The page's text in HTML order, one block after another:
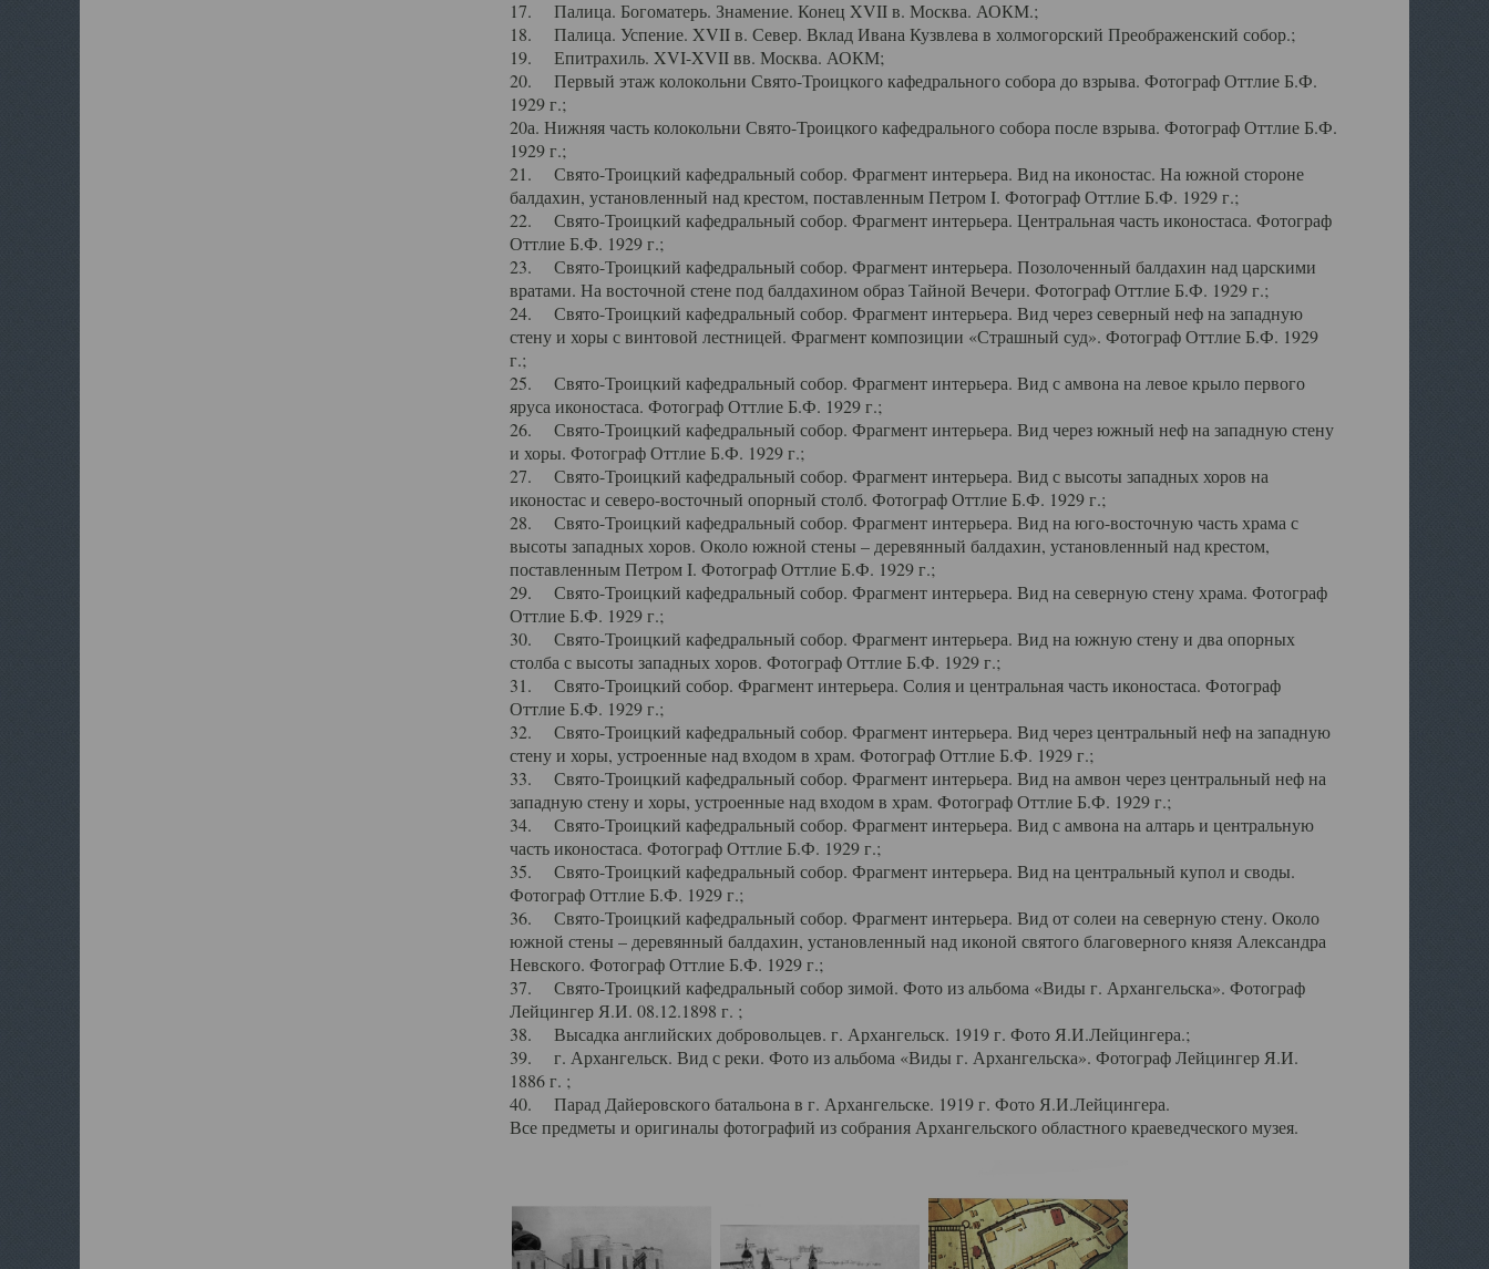
17. Палица. Богоматерь. Знамение. Конец XVII в. Москва. АОКМ.;
18. Палица. Успение. XVII в. Север. Вклад Ивана Кузвлева в холмогорский Преображенский собор.;
19. Епитрахиль. XVI-XVII вв. Москва. АОКМ;
20. Первый этаж колокольни Свято-Троицкого кафедрального собора до взрыва. Фотограф Оттлие Б.Ф.
1929 г.;
20а. Нижняя часть колокольни Свято-Троицкого кафедрального собора после взрыва. Фотограф Оттлие Б.Ф.
1929 г.;
21. Свято-Троицкий кафедральный собор. Фрагмент интерьера. Вид на иконостас. На южной стороне
балдахин, установленный над крестом, поставленным Петром I. Фотограф Оттлие Б.Ф. 1929 г.;
22. Свято-Троицкий кафедральный собор. Фрагмент интерьера. Центральная часть иконостаса. Фотограф
Оттлие Б.Ф. 1929 г.;
23. Свято-Троицкий кафедральный собор. Фрагмент интерьера. Позолоченный балдахин над царскими
вратами. На восточной стене под балдахином образ Тайной Вечери. Фотограф Оттлие Б.Ф. 1929 г.;
24. Свято-Троицкий кафедральный собор. Фрагмент интерьера. Вид через северный неф на западную
стену и хоры с винтовой лестницей. Фрагмент композиции «Страшный суд». Фотограф Оттлие Б.Ф. 1929
г.;
25. Свято-Троицкий кафедральный собор. Фрагмент интерьера. Вид с амвона на левое крыло первого
яруса иконостаса. Фотограф Оттлие Б.Ф. 1929 г.;
26. Свято-Троицкий кафедральный собор. Фрагмент интерьера. Вид через южный неф на западную стену
и хоры. Фотограф Оттлие Б.Ф. 1929 г.;
27. Свято-Троицкий кафедральный собор. Фрагмент интерьера. Вид с высоты западных хоров на
иконостас и северо-восточный опорный столб. Фотограф Оттлие Б.Ф. 1929 г.;
28. Свято-Троицкий кафедральный собор. Фрагмент интерьера. Вид на юго-восточную часть храма с
высоты западных хоров. Около южной стены – деревянный балдахин, установленный над крестом,
поставленным Петром I. Фотограф Оттлие Б.Ф. 1929 г.;
29. Свято-Троицкий кафедральный собор. Фрагмент интерьера. Вид на северную стену храма. Фотограф
Оттлие Б.Ф. 1929 г.;
30. Свято-Троицкий кафедральный собор. Фрагмент интерьера. Вид на южную стену и два опорных
столба с высоты западных хоров. Фотограф Оттлие Б.Ф. 1929 г.;
31. Свято-Троицкий собор. Фрагмент интерьера. Солия и центральная часть иконостаса. Фотограф
Оттлие Б.Ф. 1929 г.;
32. Свято-Троицкий кафедральный собор. Фрагмент интерьера. Вид через центральный неф на западную
стену и хоры, устроенные над входом в храм. Фотограф Оттлие Б.Ф. 1929 г.;
33. Свято-Троицкий кафедральный собор. Фрагмент интерьера. Вид на амвон через центральный неф на
западную стену и хоры, устроенные над входом в храм. Фотограф Оттлие Б.Ф. 1929 г.;
34. Свято-Троицкий кафедральный собор. Фрагмент интерьера. Вид с амвона на алтарь и центральную
часть иконостаса. Фотограф Оттлие Б.Ф. 1929 г.;
35. Свято-Троицкий кафедральный собор. Фрагмент интерьера. Вид на центральный купол и своды.
Фотограф Оттлие Б.Ф. 1929 г.;
36. Свято-Троицкий кафедральный собор. Фрагмент интерьера. Вид от солеи на северную стену. Около
южной стены – деревянный балдахин, установленный над иконой святого благоверного князя Александра
Невского. Фотограф Оттлие Б.Ф. 1929 г.;
37. Свято-Троицкий кафедральный собор зимой. Фото из альбома «Виды г. Архангельска». Фотограф
Лейцингер Я.И. 08.12.1898 г. ;
38. Высадка английских добровольцев. г. Архангельск. 1919 г. Фото Я.И.Лейцингера.;
39. г. Архангельск. Вид с реки. Фото из альбома «Виды г. Архангельска». Фотограф Лейцингер Я.И.
1886 г. ;
40. Парад Дайеровского батальона в г. Архангельске. 1919 г. Фото Я.И.Лейцингера.
Все предметы и оригиналы фотографий из собрания Архангельского областного краеведческого музея.